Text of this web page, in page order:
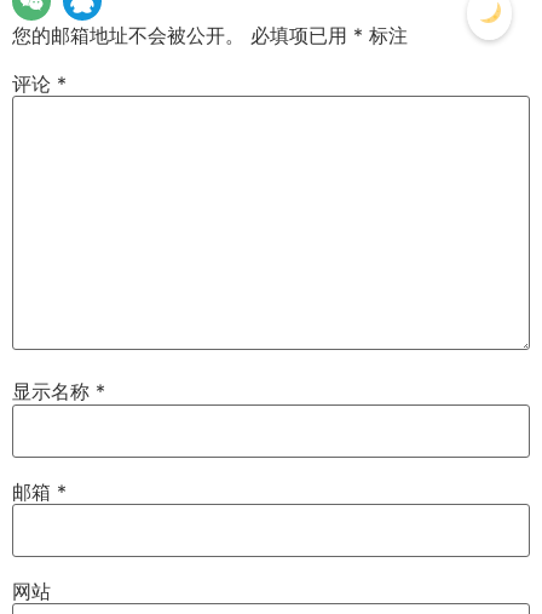
您的邮箱地址不会被公开。 必填项已用 * 标注
评论 *
显示名称 *
邮箱 *
网站